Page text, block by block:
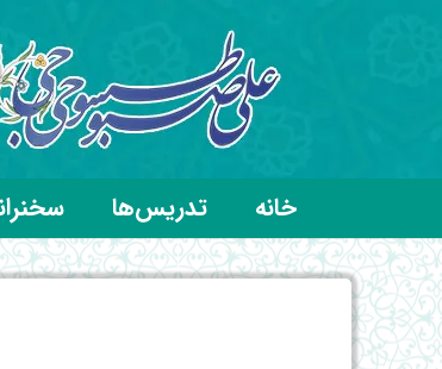
خانه تدریس‌ها